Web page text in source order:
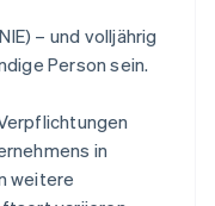
– und volljährig
Person sein.
in
weitere